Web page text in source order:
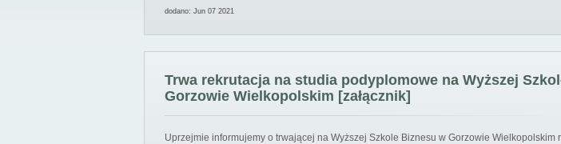
dodano: Jun 07 2021
Trwa rekrutacja na studia podyplomowe na Wyższej
Gorzowie Wielkopolskim [załącznik]
Uprzejmie informujemy o trwającej na Wyższej Szkole Biznesu w Gorzowie Wielkopolskim